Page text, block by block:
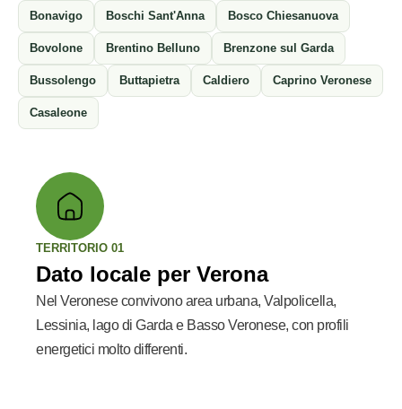
Bonavigo Boschi Sant'Anna Bosco Chiesanuova
Bovolone Brentino Belluno Brenzone sul Garda
Bussolengo Buttapietra Caldiero Caprino Veronese
Casaleone
TERRITORIO 01
Dato locale per Verona
Nel Veronese convivono area urbana, Valpolicella,
Lessinia, lago di Garda e Basso Veronese, con profili
energetici molto differenti.